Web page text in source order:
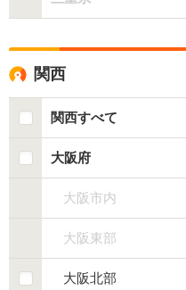
関西
関西すべて
大阪府
大阪市内
大阪東部
大阪北部